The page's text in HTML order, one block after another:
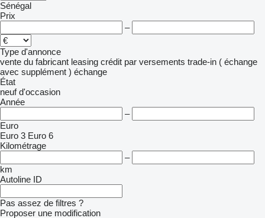
Sénégal
Prix
–
Type d'annonce
vente du fabricant leasing crédit par versements trade-in ( échange
avec supplément ) échange
État
neuf d'occasion
Année
–
Euro
Euro 3 Euro 6
Kilométrage
–
km
Autoline ID
Pas assez de filtres ?
Proposer une modification